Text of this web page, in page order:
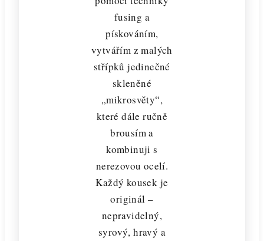
fusing a
pískováním,
vytvářím z malých
střípků jedinečné
skleněné
„mikrosvěty“,
které dále ručně
brousím a
kombinuji s
nerezovou ocelí.
Každý kousek je
originál –
nepravidelný,
syrový, hravý a